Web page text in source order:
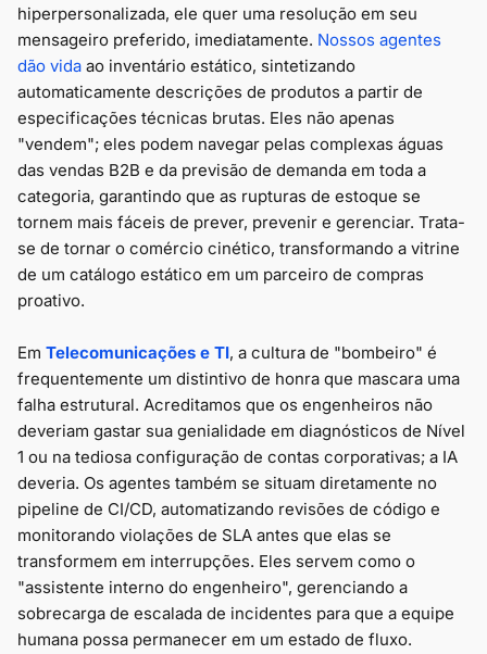
hiperpersonalizada, ele quer uma resolução em seu
mensageiro preferido, imediatamente. Nossos agentes
dão vida ao inventário estático, sintetizando
automaticamente descrições de produtos a partir de
especificações técnicas brutas. Eles não apenas
"vendem"; eles podem navegar pelas complexas águas
das vendas B2B e da previsão de demanda em toda a
categoria, garantindo que as rupturas de estoque se
tornem mais fáceis de prever, prevenir e gerenciar. Trata-
se de tornar o comércio cinético, transformando a vitrine
de um catálogo estático em um parceiro de compras
proativo.
Em Telecomunicações e TI, a cultura de "bombeiro" é
frequentemente um distintivo de honra que mascara uma
falha estrutural. Acreditamos que os engenheiros não
deveriam gastar sua genialidade em diagnósticos de Nível
1 ou na tediosa configuração de contas corporativas; a IA
deveria. Os agentes também se situam diretamente no
pipeline de CI/CD, automatizando revisões de código e
monitorando violações de SLA antes que elas se
transformem em interrupções. Eles servem como o
"assistente interno do engenheiro", gerenciando a
sobrecarga de escalada de incidentes para que a equipe
humana possa permanecer em um estado de fluxo.